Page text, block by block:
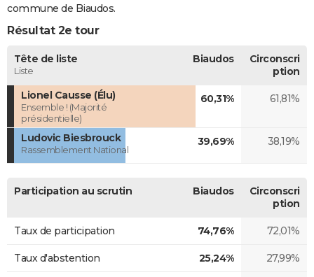
commune de Biaudos.
Résultat 2e tour
Tête de liste
Liste
Biaudos
Circonscri
ption
Lionel Causse (Élu)
Ensemble ! (Majorité
présidentielle)
60,31% 61,81%
Ludovic Biesbrouck
Rassemblement National
39,69% 38,19%
Participation au scrutin Biaudos
Circonscri
ption
Taux de participation 74,76% 72,01%
Taux d'abstention 25,24% 27,99%